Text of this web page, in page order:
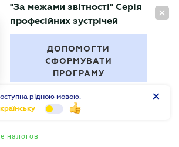
RU
"За межами звітності" Серія
професійних зустрічей
ДОПОМОГТИ
СФОРМУВАТИ
ПРОГРАМУ
рідною мовою.
налогов